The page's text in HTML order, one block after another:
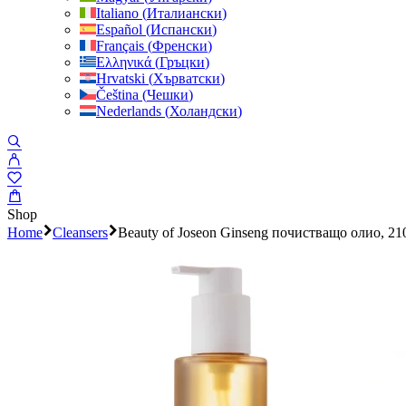
Italiano (Италиански)
Español (Испански)
Français (Френски)
Ελληνικά (Гръцки)
Hrvatski (Хърватски)
Čeština (Чешки)
Nederlands (Холандски)
Shop
Home
Cleansers Beauty of Joseon Ginseng почистващо олио,